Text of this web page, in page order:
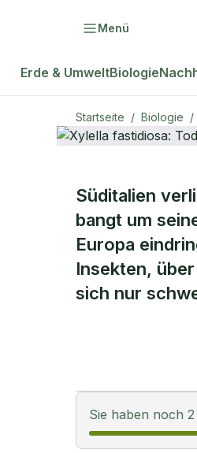
Menü
Erde & UmweltBiologie
Startseite / Biologie /
natur Plus
Süditalien
bangt um
Europa
Insekten,
sich nur
Sie haben noch